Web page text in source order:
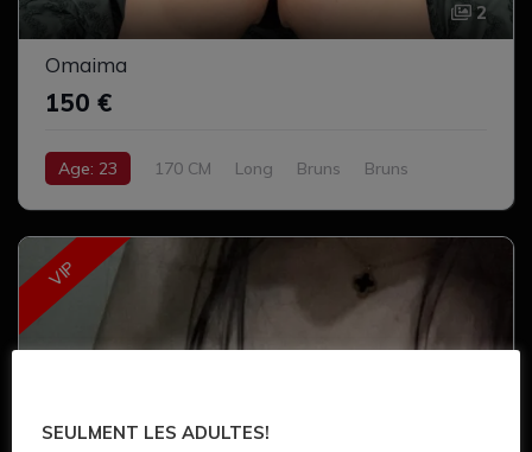
2
Omaima
150 €
Age: 23 170 CM Long Bruns
Bruns
VIP
SEULMENT LES ADULTES!